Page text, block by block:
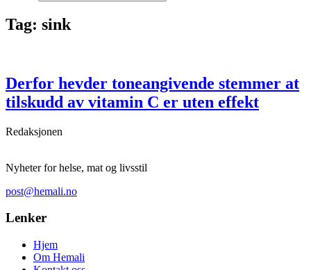
Tag: sink
Derfor hevder toneangivende stemmer at
tilskudd av vitamin C er uten effekt
Redaksjonen
Nyheter for helse, mat og livsstil
post@hemali.no
Lenker
Hjem
Om Hemali